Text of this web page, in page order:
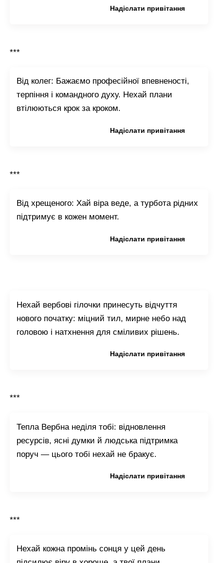
Надіслати привітання
***
Від колег: Бажаємо професійної впевненості,
терпіння і командного духу. Нехай плани
втілюються крок за кроком.
Надіслати привітання
***
Від хрещеного: Хай віра веде, а турбота рідних
підтримує в кожен момент.
Надіслати привітання
Нехай вербові гілочки принесуть відчуття
нового початку: міцний тил, мирне небо над
головою і натхнення для сміливих рішень.
Надіслати привітання
***
Тепла Вербна неділя тобі: відновлення
ресурсів, ясні думки й людська підтримка
поруч — цього тобі нехай не бракує.
Надіслати привітання
***
Нехай кожна промінь сонця у цей день